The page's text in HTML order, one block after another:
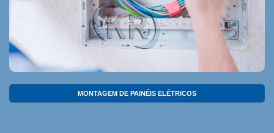
MONTAGEM DE PAINÉIS ELÉTRICOS